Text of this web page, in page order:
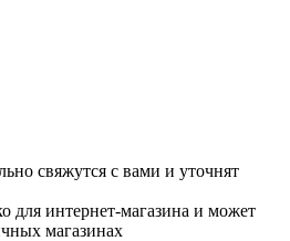
свяжутся с вами и уточнят
для интернет-магазина и может
магазинах